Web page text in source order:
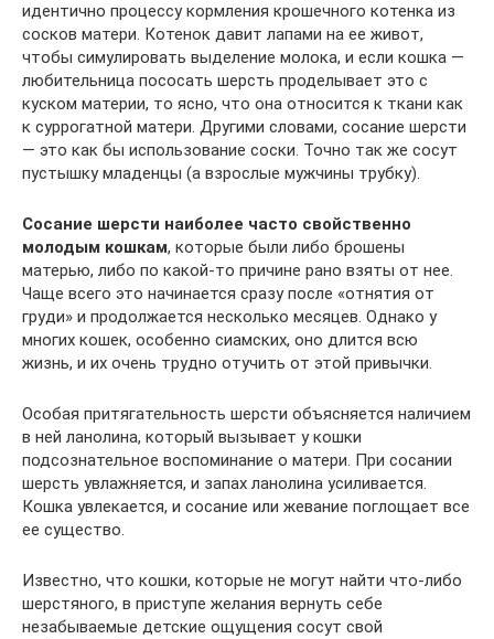
идентично процессу кормления крошечного котенка из
сосков матери. Котенок давит лапами на ее живот,
чтобы симулировать выделение молока, и если кошка —
любительница пососать шерсть проделывает это с
куском материи, то ясно, что она относится к ткани как
к суррогатной матери. Другими словами, сосание шерсти
— это как бы использование соски. Точно так же сосут
пустышку младенцы (а взрослые мужчины трубку).
Сосание шерсти наиболее часто свойственно
молодым кошкам, которые были либо брошены
матерью, либо по какой-то причине рано взяты от нее.
Чаще всего это начинается сразу после «отнятия от
груди» и продолжается несколько месяцев. Однако у
многих кошек, особенно сиамских, оно длится всю
жизнь, и их очень трудно отучить от этой привычки.
Особая притягательность шерсти объясняется наличием
в ней ланолина, который вызывает у кошки
подсознательное воспоминание о матери. При сосании
шерсть увлажняется, и запах ланолина усиливается.
Кошка увлекается, и сосание или жевание поглощает все
ее существо.
Известно, что кошки, которые не могут найти что-либо
шерстяного, в приступе желания вернуть себе
незабываемые детские ощущения сосут свой